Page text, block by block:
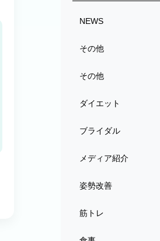
NEWS
その他
その他
ダイエット
ブライダル
メディア紹介
姿勢改善
筋トレ